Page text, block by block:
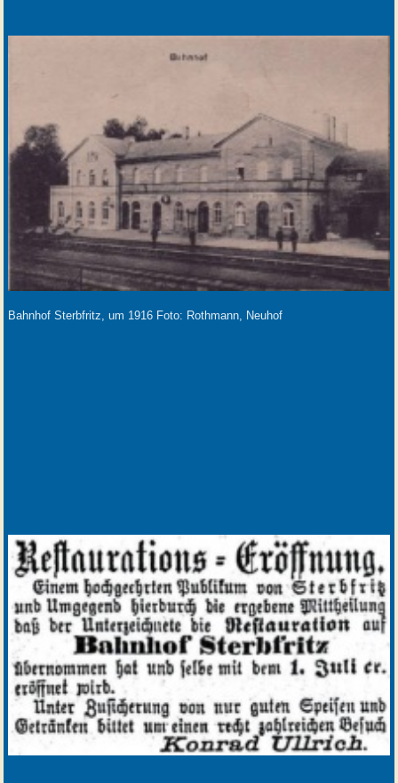
Bahnhof Sterbfritz, um 1916 Foto: Rothmann, Neuhof